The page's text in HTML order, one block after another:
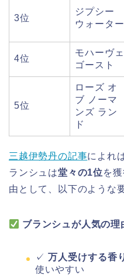
3位
ジプシー
ウォーター
4位
モハーヴェ
ゴースト
5位
ローズ オ
ブ ノーマ
ンズ ラン
ド
三越伊勢丹の記事によれ
ランシュは堂々の1位を
由として、以下のような
ブランシュが人気の理
✓ 万人受けする香
使いやすい